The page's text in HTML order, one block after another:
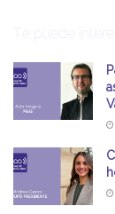
Te puede